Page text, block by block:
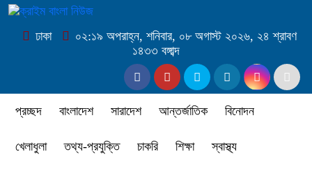
ঢাকা
০২:১৯ অপরাহ্ন, শনিবার, ০৮ অগাস্ট ২০২৬, ২৪ শ্রাবণ
১৪৩৩ বঙ্গাব্দ
প্রচ্ছদ বাংলাদেশ সারাদেশ আন্তর্জাতিক বিনোদন
খেলাধুলা তথ্য-প্রযুক্তি চাকরি শিক্ষা স্বাস্থ্য